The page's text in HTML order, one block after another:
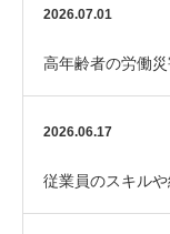
ました
2026.07.01
高年齢者の労働
助金「エイジフレ
2026.06.17
従業員のスキル